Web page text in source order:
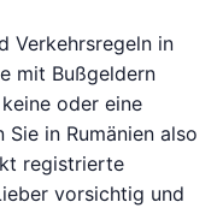
Verkehrsregeln in
mit Bußgeldern
oder eine
in Rumänien also
registrierte
vorsichtig und